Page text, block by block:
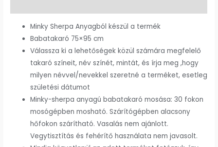
Minky Sherpa Anyagból készül a termék
Babatakaró 75×95 cm
Válassza ki a lehetőségek közül számára megfelelő
takaró színeit, név színét, mintát, és írja meg ,hogy
milyen névvel/nevekkel szeretné a terméket, esetleg
születési dátumot
Minky-sherpa anyagú babatakaró mosása: 30 fokon
mosógépben mosható. Szárítógépben alacsony
hőfokon szárítható. Vasalás nem ajánlott.
Vegytisztítás és fehérítő használata nem javasolt.